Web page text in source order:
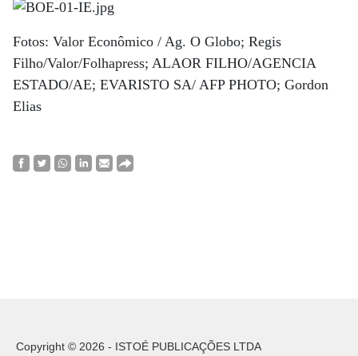
Fotos: Valor Econômico / Ag. O Globo; Regis
Filho/Valor/Folhapress; ALAOR FILHO/AGENCIA
ESTADO/AE; EVARISTO SA/ AFP PHOTO; Gordon
Elias
Copyright © 2026 - ISTOÉ PUBLICAÇÕES LTDA